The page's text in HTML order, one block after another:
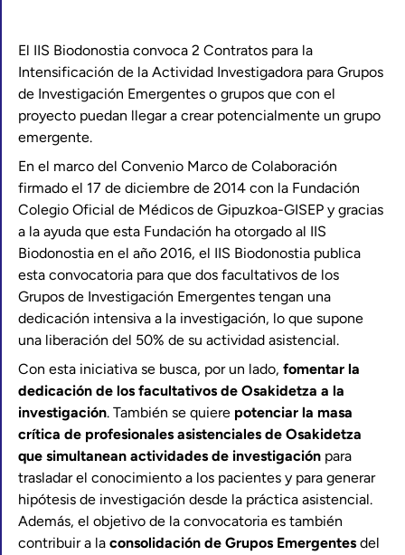
El IIS Biodonostia convoca 2 Contratos para la
Intensificación de la Actividad Investigadora para Grupos
de Investigación Emergentes o grupos que con el
proyecto puedan llegar a crear potencialmente un grupo
emergente.
En el marco del Convenio Marco de Colaboración
firmado el 17 de diciembre de 2014 con la Fundación
Colegio Oficial de Médicos de Gipuzkoa-GISEP y gracias
a la ayuda que esta Fundación ha otorgado al IIS
Biodonostia en el año 2016, el IIS Biodonostia publica
esta convocatoria para que dos facultativos de los
Grupos de Investigación Emergentes tengan una
dedicación intensiva a la investigación, lo que supone
una liberación del 50% de su actividad asistencial.
Con esta iniciativa se busca, por un lado, fomentar la
dedicación de los facultativos de Osakidetza a la
investigación. También se quiere potenciar la masa
crítica de profesionales asistenciales de Osakidetza
que simultanean actividades de investigación para
trasladar el conocimiento a los pacientes y para generar
hipótesis de investigación desde la práctica asistencial.
Además, el objetivo de la convocatoria es también
contribuir a la consolidación de Grupos Emergentes del